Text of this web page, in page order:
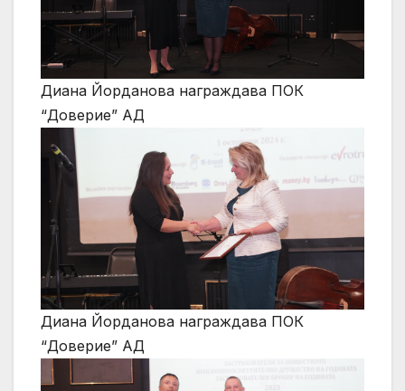
Диана Йорданова награждава ПОК
“Доверие” АД
Диана Йорданова награждава ПОК
“Доверие” АД